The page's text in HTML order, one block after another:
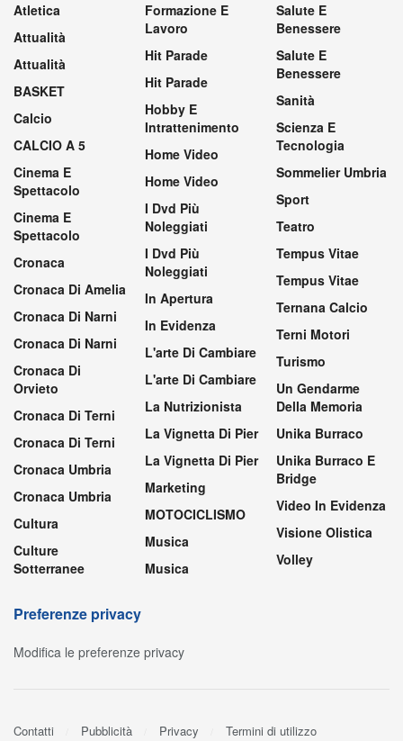
Atletica
Attualità
Attualità
BASKET
Calcio
CALCIO A 5
Cinema E
Spettacolo
Cinema E
Spettacolo
Cronaca
Cronaca Di Amelia
Cronaca Di Narni
Cronaca Di Narni
Cronaca Di
Orvieto
Cronaca Di Terni
Cronaca Di Terni
Cronaca Umbria
Cronaca Umbria
Cultura
Culture
Sotterranee
Formazione E
Lavoro
Hit Parade
Hit Parade
Hobby E
Intrattenimento
Home Video
Home Video
I Dvd Più
Noleggiati
I Dvd Più
Noleggiati
In Apertura
In Evidenza
L'arte Di Cambiare
L'arte Di Cambiare
La Nutrizionista
La Vignetta Di Pier
La Vignetta Di Pier
Marketing
MOTOCICLISMO
Musica
Musica
Salute E
Benessere
Salute E
Benessere
Sanità
Scienza E
Tecnologia
Sommelier Umbria
Sport
Teatro
Tempus Vitae
Tempus Vitae
Ternana Calcio
Terni Motori
Turismo
Un Gendarme
Della Memoria
Unika Burraco
Unika Burraco E
Bridge
Video In Evidenza
Visione Olistica
Volley
Preferenze privacy
Modifica le preferenze privacy
Contatti Pubblicità Privacy Termini di utilizzo